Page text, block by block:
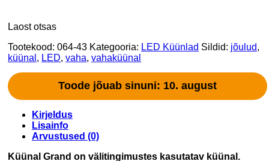
Laost otsas
Tootekood: 064-43 Kategooria: LED Küünlad Sildid: jõulud,
küünal , LED, vaha, vahaküünal
Toode jõuab sinuni: 10. august
Kirjeldus
Lisainfo
Arvustused (0)
Küünal Grand on välitingimustes kasutatav küünal.